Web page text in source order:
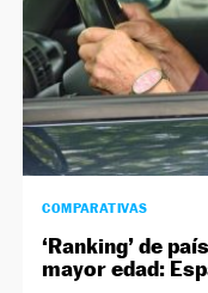
COMPARATIVAS
‘Ranking’ de
mayor edad: